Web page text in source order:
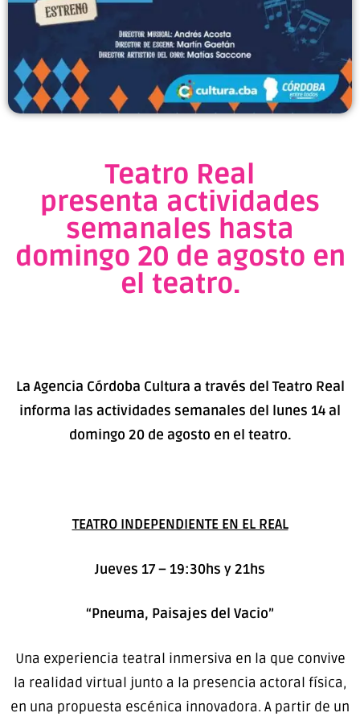
Teatro Real
presenta actividades
semanales hasta
domingo 20 de agosto en
el teatro.
La Agencia Córdoba Cultura a través del Teatro Real
informa las actividades semanales del lunes 14 al
domingo 20 de agosto en el teatro.
TEATRO INDEPENDIENTE EN EL REAL
Jueves 17 – 19:30hs y 21hs
“Pneuma, Paisajes del Vacio”
Una experiencia teatral inmersiva en la que convive
la realidad virtual junto a la presencia actoral física,
en una propuesta escénica innovadora. A partir de un